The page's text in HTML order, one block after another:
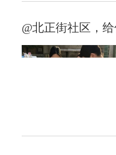
@北正街社区，给